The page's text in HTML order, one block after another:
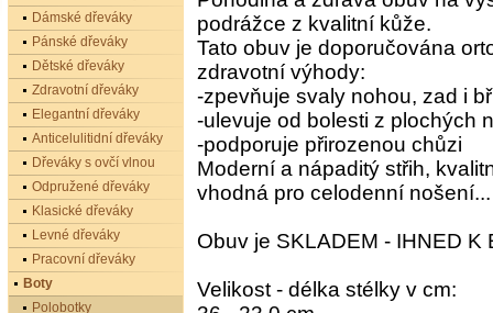
podrážce z kvalitní kůže.
Tato obuv je doporučována
zdravotní výhody:
-zpevňuje svaly nohou, zad i
-ulevuje od bolesti z plochých
-podporuje přirozenou chůzi
Moderní a nápaditý střih,
vhodná pro celodenní
Obuv je SKLADEM - IHNED K
Velikost - délka stélky v cm:
Dámské dřeváky
Pánské dřeváky
Dětské dřeváky
Zdravotní dřeváky
Elegantní dřeváky
Anticelulitidní dřeváky
Dřeváky s ovčí vlnou
Odpružené dřeváky
Klasické dřeváky
Levné dřeváky
Pracovní dřeváky
Boty
Polobotky